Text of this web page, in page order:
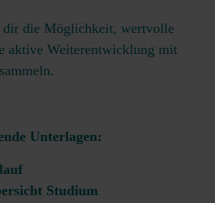
dir die Möglichkeit, wertvolle
aktive Weiterentwicklung mit
Unterlagen:
Studium